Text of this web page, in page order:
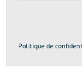
Politique de